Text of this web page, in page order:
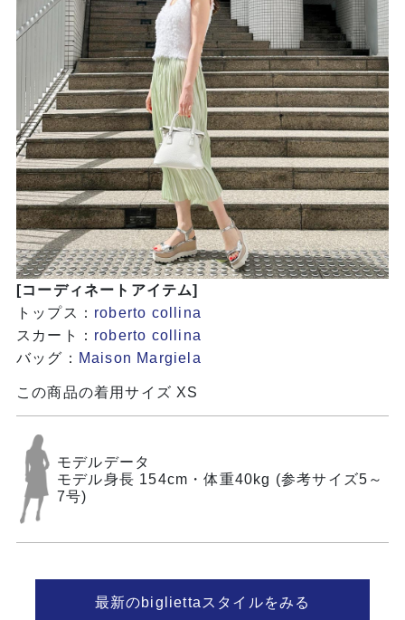
[コーディネートアイテム]
トップス： roberto collina
スカート： roberto collina
バッグ： Maison Margiela
この商品の着用サイズ XS
モデルデータ
モデル身長 154cm・体重40kg (参考サイズ5～
7号)
最新のbigliettaスタイルをみる